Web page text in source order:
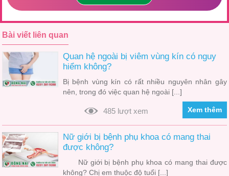
Bài viết liên quan
Quan hệ ngoài bị viêm vùng kín có nguy
hiểm không?
Bị bệnh vùng kín có rất nhiều nguyên nhân gây
nên, trong đó việc quan hệ ngoài [...]
485 lượt xem Xem thêm
Nữ giới bị bệnh phụ khoa có mang thai
được không?
Nữ giới bị bệnh phụ khoa có mang thai được
không? Chị em thuộc độ tuổi [...]